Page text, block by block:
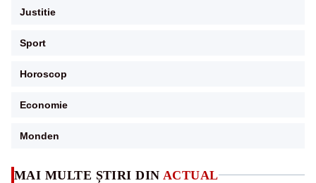
MAI MULTE ȘTIRI DIN ACTUAL
Justitie
Sport
Horoscop
Economie
Monden